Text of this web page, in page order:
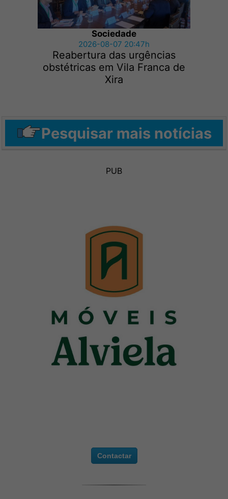
Sociedade
2026-08-07 20:47h
Reabertura das urgências
obstétricas em Vila Franca de
Xira
Pesquisar mais notícias
PUB
Contactar